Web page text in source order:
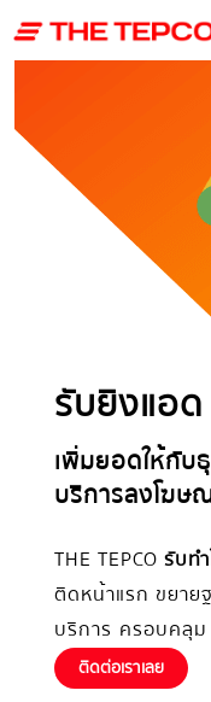
Skip
รับยิงแอ
เพิ่มยอดให้กับ
บริการลงโฆษ
THE TEPCO รับท
ติดหน้าแรก ขยาย
บริการ ครอบคลุม
ติดต่อเราเลย